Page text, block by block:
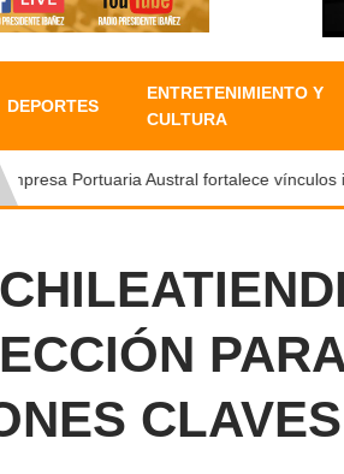
DEPORTES
ENTRETENIMIENTO Y
CULTURA
Portuaria Austral fortalece vínculos